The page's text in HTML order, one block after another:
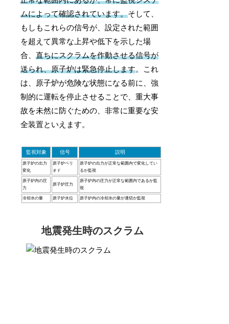
ムによって確認されています。そして、
もしもこれらの信号が、設定された範囲
を超えて異常な上昇や低下を示した場
合、直ちにスクラムを作動させる信号が
送られ、原子炉は緊急停止します。これ
は、原子炉が危険な状態になる前に、強
制的に運転を停止させることで、重大事
故を未然に防ぐための、非常に重要な安
全装置といえます。
監視対象 信号 説明
原子炉の出力
変化
原子炉ペリ
オド
原子炉の出力が正常な範囲内で変化してい
るか監視
原子炉内の圧
力
原子炉圧力
原子炉内の圧力が正常な範囲内であるか監
視
冷却水の量 原子炉水位 原子炉内の冷却水の量が適切か監視
地震発生時のスクラム